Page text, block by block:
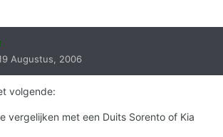
Augustus, 2006
volgende:
vergelijken met een Duits Sorento of Kia